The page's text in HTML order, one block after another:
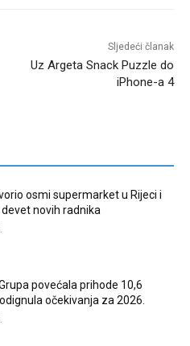
Sljedeći članak
Uz Argeta Snack Puzzle do
iPhone-a 4
osmi supermarket u Rijeci i
novih radnika
povećala prihode 10,6
očekivanja za 2026.